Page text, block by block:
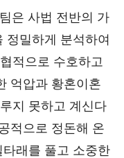
은 사법 전반의 가
정밀하게 분석하여
적으로 수호하고
억압과 황혼이혼
지 못하고 계신다
적으로 정돈해 온
래를 풀고 소중한